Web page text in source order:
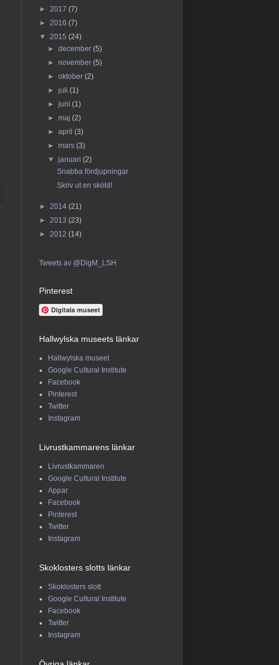
► 2017 (7)
► 2016 (7)
▼ 2015 (24)
►december(5)
►november(5)
►oktober(2)
►juli(1)
►juni(1)
►maj(2)
►april(3)
►mars(3)
▼januari(2)
Snabba fördjupningar
Skriv ut en sköld!
► 2014 (21)
► 2013 (23)
► 2012 (14)
Tweets av @DigM_LSH
Pinterest
Digitala museet
Hallwylska museets länkar
Hallwylska museet
Google Cultural Institute
Facebook
Pinterest
Twitter
Instagram
Livrustkammarens länkar
Livrustkammaren
Google Cultural Institute
Appar
Facebook
Pinterest
Twitter
Instagram
Skoklosters slotts länkar
Skoklosters slott
Google Cultural Institute
Facebook
Twitter
Instagram